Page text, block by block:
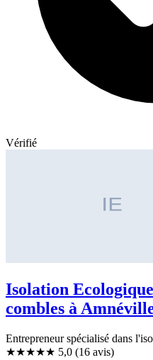
Vérifié
Isolation
combles à
Entrepreneur spécialisé dans
★★★★★ 5,0 (16 avis)